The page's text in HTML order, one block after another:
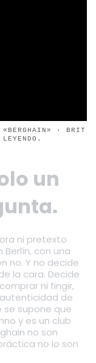
· BRIT
un
ni pretexto
Berlín, con una
no. Y no decide
la cara. Decide
ni fingir,
de
se supone que
y es un club
no son
no lo son